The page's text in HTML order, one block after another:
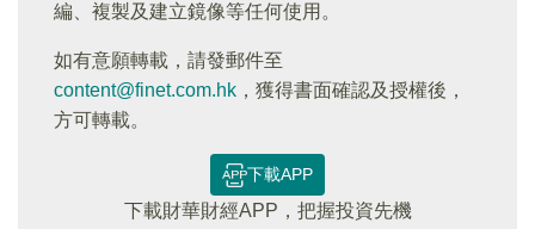
編、複製及建立鏡像等任何使用。
如有意願轉載，請發郵件至
content@finet.com.hk ，獲得書面確認及授權後，
方可轉載。
下載APP
下載財華財經APP，把握投資先機